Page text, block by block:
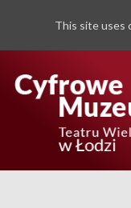
This site uses